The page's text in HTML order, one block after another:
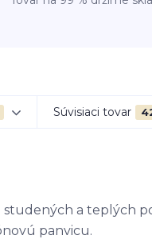
Súvisiaci tovar
studených a teplých
panvicu.